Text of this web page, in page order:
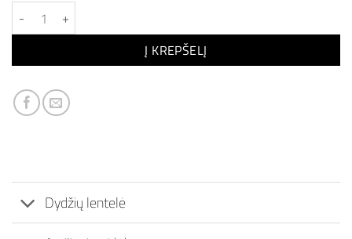
Į KREPŠELĮ
Dydžių lentelė